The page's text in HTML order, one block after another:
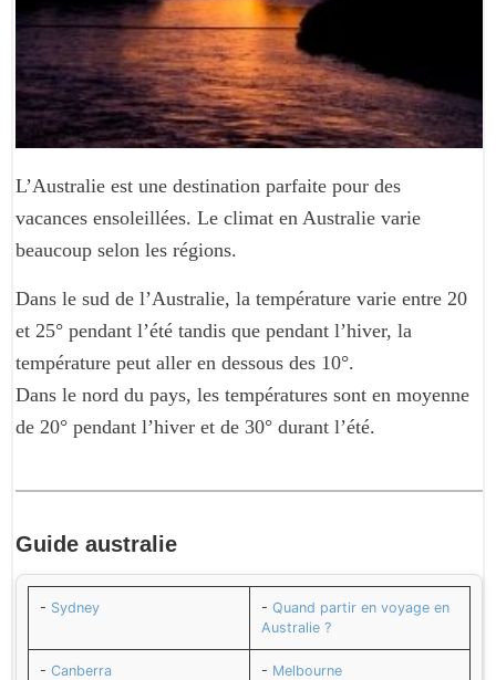
L’Australie est une destination parfaite pour des
vacances ensoleillées. Le climat en Australie varie
beaucoup selon les régions.
Dans le sud de l’Australie, la température varie entre 20
et 25° pendant l’été tandis que pendant l’hiver, la
température peut aller en dessous des 10°.
Dans le nord du pays, les températures sont en moyenne
de 20° pendant l’hiver et de 30° durant l’été.
Guide australie
- Sydney - Quand partir en voyage en
Australie ?
- Canberra - Melbourne